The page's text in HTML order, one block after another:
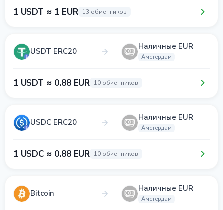
1 USDT ≈ 1 EUR 13 обменников
USDT ERC20 Наличные EUR
Амстердам
1 USDT ≈ 0.88 EUR 10 обменников
USDC ERC20 Наличные EUR
Амстердам
1 USDC ≈ 0.88 EUR 10 обменников
Bitcoin Наличные EUR
Амстердам